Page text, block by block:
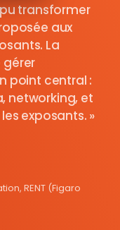
transformer
aux
La
point central :
networking, et
exposants.
RENT (Figaro